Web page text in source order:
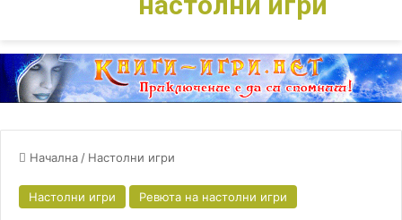
Начална/ Настолни игри
Настолни игри Ревюта на настолни игри